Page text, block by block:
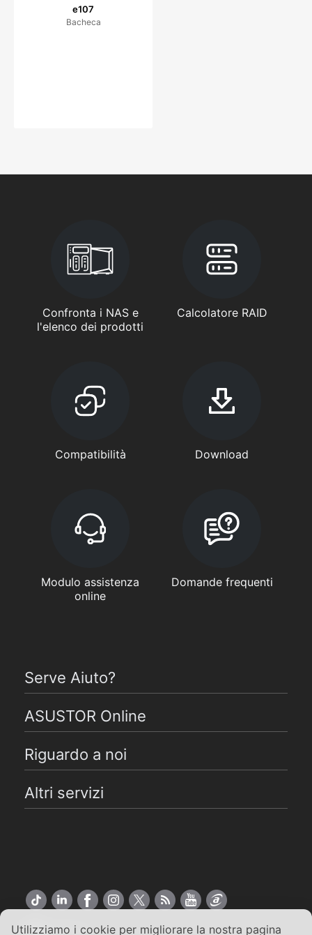
Utilizziamo i cookie per migliorare la nostra pagina
e107
Bacheca
Confronta i NAS e
l'elenco dei prodotti
Calcolatore RAID
Compatibilità Download
Modulo assistenza
online
Domande frequenti
Serve Aiuto?
ASUSTOR Online
Riguardo a noi
Altri servizi